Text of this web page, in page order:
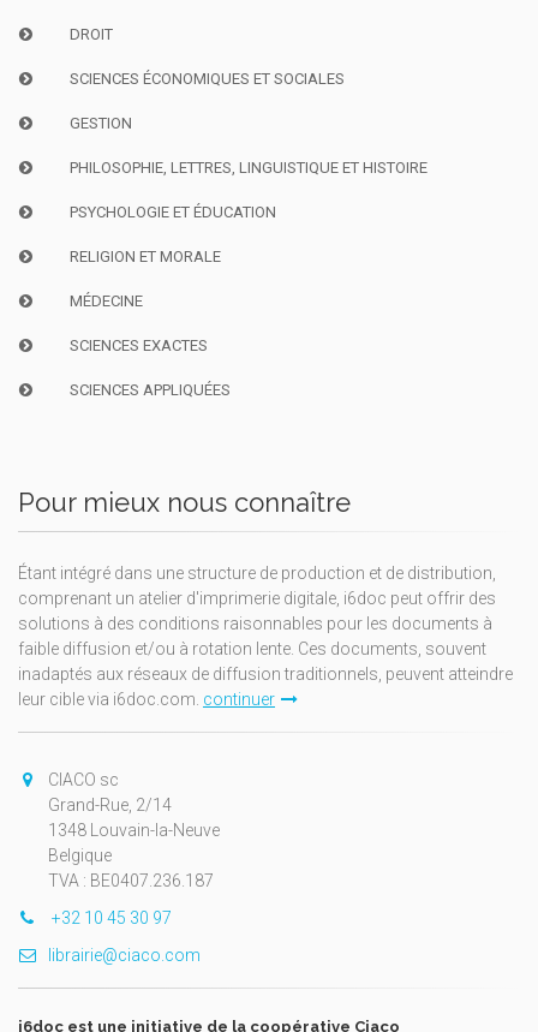
DROIT
SCIENCES ÉCONOMIQUES ET SOCIALES
GESTION
PHILOSOPHIE, LETTRES, LINGUISTIQUE ET HISTOIRE
PSYCHOLOGIE ET ÉDUCATION
RELIGION ET MORALE
MÉDECINE
SCIENCES EXACTES
SCIENCES APPLIQUÉES
Pour mieux nous connaître
Étant intégré dans une structure de production et de distribution,
comprenant un atelier d'imprimerie digitale, i6doc peut offrir des
solutions à des conditions raisonnables pour les documents à
faible diffusion et/ou à rotation lente. Ces documents, souvent
inadaptés aux réseaux de diffusion traditionnels, peuvent atteindre
leur cible via i6doc.com. continuer
CIACO sc
Grand-Rue, 2/14
1348 Louvain-la-Neuve
Belgique
TVA : BE0407.236.187
+32 10 45 30 97
librairie@ciaco.com
i6doc est une initiative de la coopérative Ciaco